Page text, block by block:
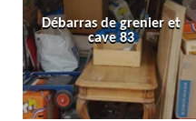
Débarras de grenier et
cave 83